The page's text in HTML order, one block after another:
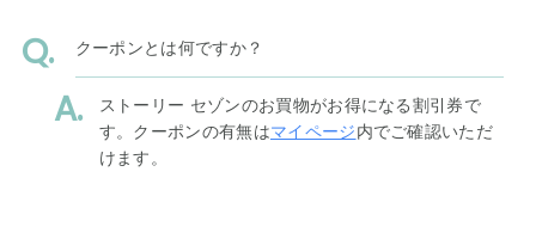
クーポンとは何ですか？
ストーリー セゾンのお買物がお得になる割引券で
す。クーポンの有無はマイページ内でご確認いただ
けます。